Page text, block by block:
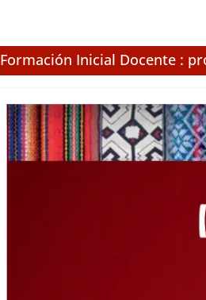
Formación Inicial Docente :